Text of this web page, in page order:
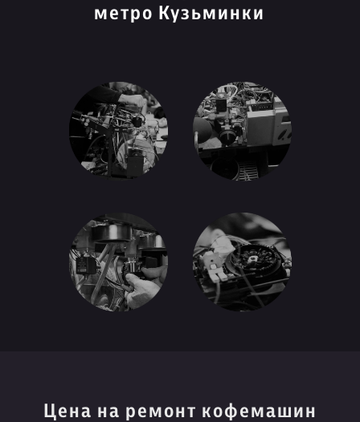
метро Кузьминки
Цена на ремонт кофемашин